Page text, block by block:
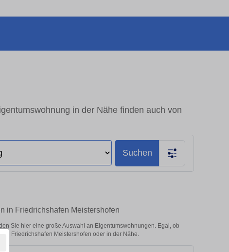
in der Nähe finden auch von
Suchen
in Friedrichshafen Meistershofen
Sie hier eine große Auswahl an Eigentumswohnungen. Egal, ob
Friedrichshafen Meistershofen oder in der Nähe.